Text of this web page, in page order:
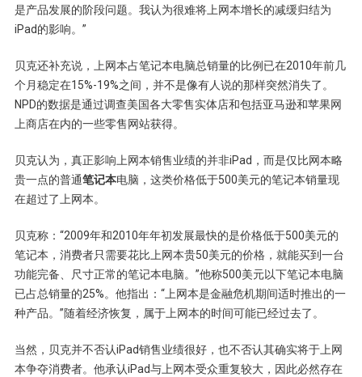
是产品发展的阶段问题。我认为很难将上网本增长的减缓归结为
iPad的影响。”
贝克还补充说，上网本占笔记本电脑总销量的比例已在2010年前几
个月稳定在15%-19%之间，并不是像有人说的那样突然消失了。
NPD的数据是通过调查美国各大零售实体店和包括亚马逊和苹果网
上商店在内的一些零售网站获得。
贝克认为，真正影响上网本销售业绩的并非iPad，而是仅比网本略
贵一点的普通笔记本电脑，这类价格低于500美元的笔记本销量现
在超过了上网本。
贝克称：“2009年和2010年年初发展最快的是价格低于500美元的
笔记本，消费者只需要花比上网本贵50美元的价格，就能买到一台
功能完备、尺寸正常的笔记本电脑。”他称500美元以下笔记本电脑
已占总销量的25%。他指出：“上网本是金融危机期间适时推出的一
种产品。”随着经济恢复，属于上网本的时间可能已经过去了。
当然，贝克并不否认iPad销售业绩很好，也不否认其确实将于上网
本争夺消费者。他承认iPad与上网本受众重复较大，因此必然存在